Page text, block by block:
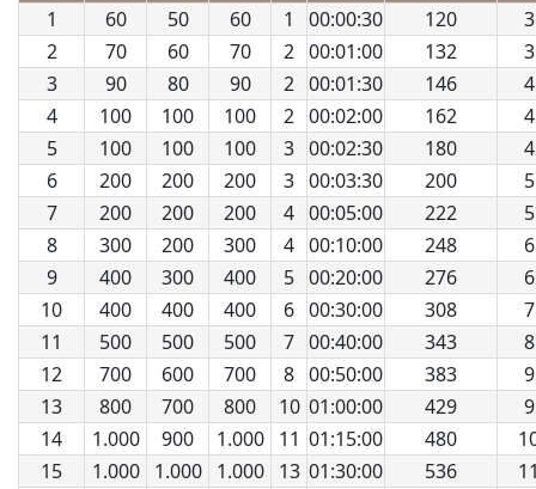
1
60 50 60 1 00:00:30 120
3
2
70 60 70 2 00:01:00 132
3
3
90 80 90 2 00:01:30 146
4
4
100 100 100 2 00:02:00 162
4
5
100 100 100 3 00:02:30 180
4
6
200 200 200 3 00:03:30 200
5
7
200 200 200 4 00:05:00 222
5
8
300 200 300 4 00:10:00 248
6
9
400 300 400 5 00:20:00 276
6
10
400 400 400 6 00:30:00 308
7
11
500 500 500 7 00:40:00 343
8
12
700 600 700 8 00:50:00 383
9
13
800 700 800 10 01:00:00 429
9
14
1.000 900 1.000 11 01:15:00 480
15
1.000 1.000 1.000 13 01:30:00 536